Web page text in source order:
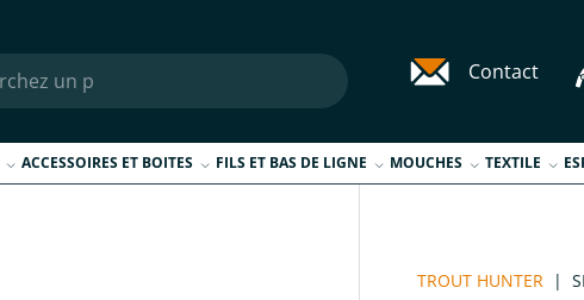
Contact
ACCESSOIRES ET BOITES FILS ET BAS DE LIGNE MOUCHES TEXTILE
TROUT HUNTER |